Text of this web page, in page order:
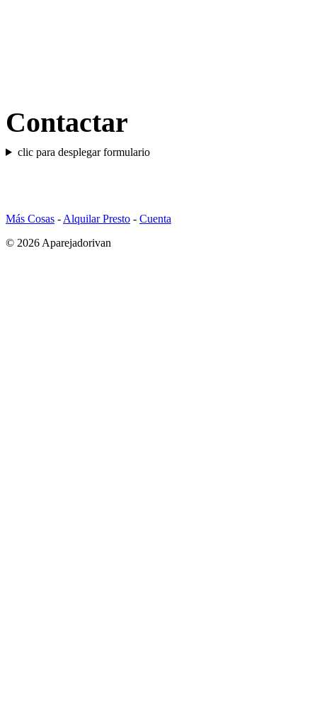
Contactar
clic para desplegar formulario
Más Cosas - Alquilar Presto - Cuenta
© 2026 Aparejadorivan